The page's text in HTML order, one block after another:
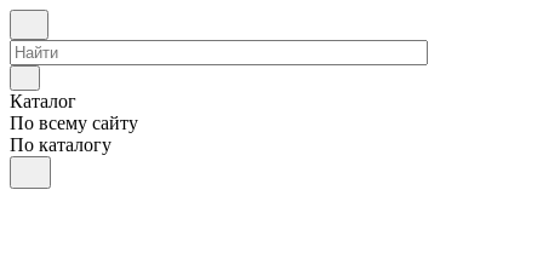
Каталог
По всему сайту
По каталогу